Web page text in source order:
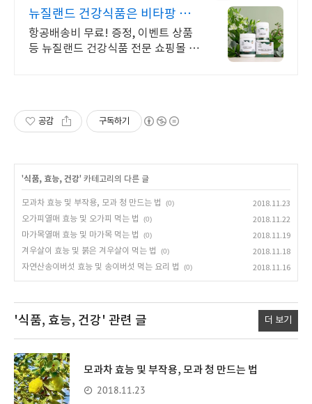
뉴질랜드 건강식품은 비타팡 금
액대별 사은품 추가 증정!
항공배송비 무료! 증정, 이벤트 상품
등 뉴질랜드 건강식품 전문 쇼핑몰 효
공감 구독하기
'식품, 효능, 건강' 카테고리의 다른 글
모과차 효능 및 부작용, 모과 청 만드는 법 (0)
2018.11.23
오가피열매 효능 및 오가피 먹는 법
(0)
2018.11.22
마가목열매 효능 및 마가목 먹는 법
(0)
2018.11.19
겨우살이 효능 및 붉은 겨우살이 먹는 법
(0)
2018.11.18
자연산송이버섯 효능 및 송이버섯 먹는 요리 법
(0) 2018.11.16
'식품, 효능, 건강' 관련 글 더 보기
모과차 효능 및 부작용, 모과 청 만드는 법
2018.11.23